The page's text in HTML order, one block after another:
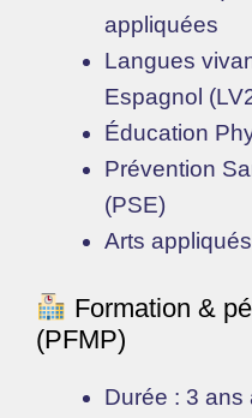
appliquées
Langues
Espagnol
Éducation
Prévention
(PSE)
Arts
Formation &
(PFMP)
Durée : 3 ans